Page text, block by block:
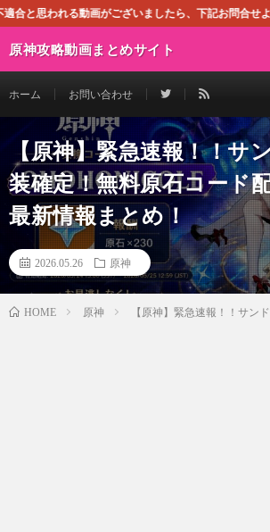
いましたら、下記お問合せよりご連絡ください
原神攻略動画まとめサイト
ホーム お問い合わせ
【原神】緊急速報！！サ
装確定！無料原石コード
最新情報まとめ！
2026.05.26 原神
HOME 原神 【原神】緊急速報！！サン